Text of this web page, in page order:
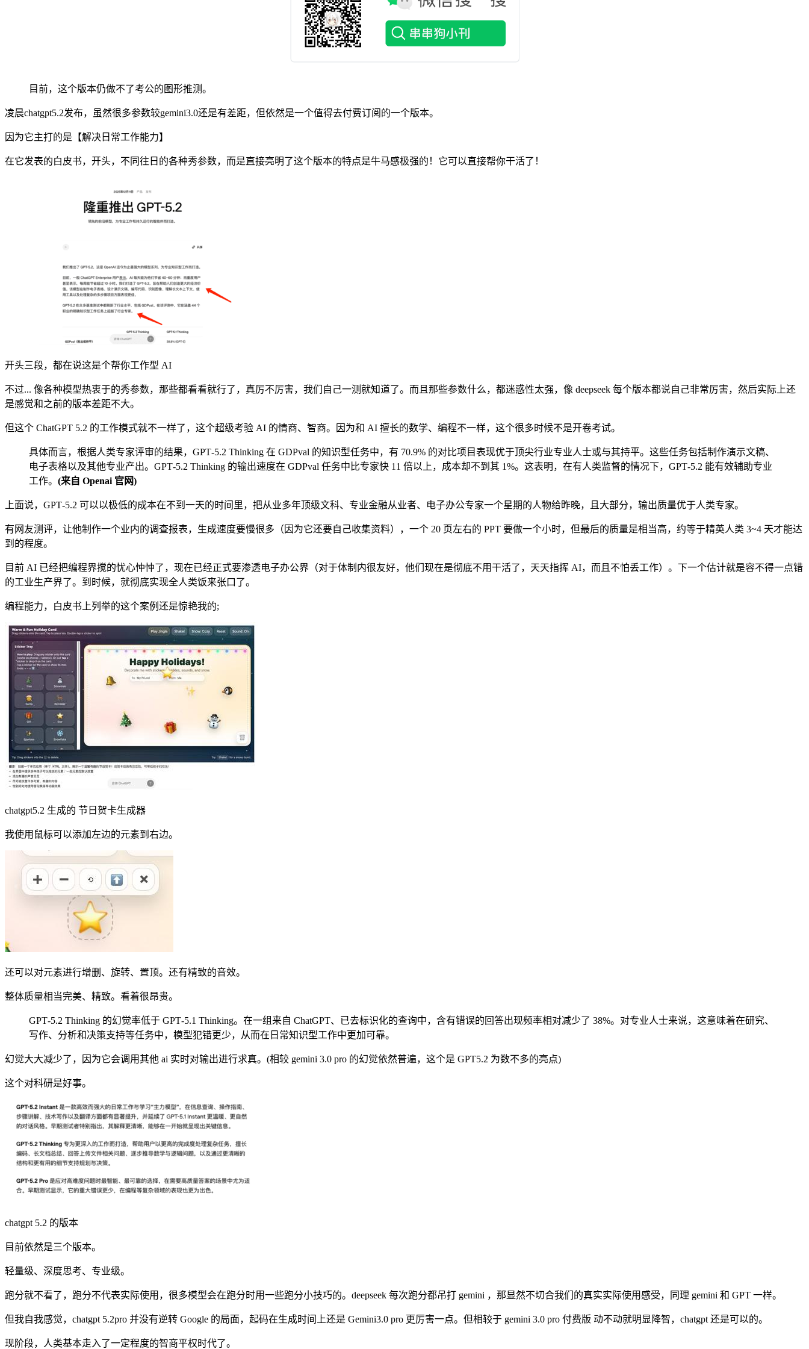
目前，这个版本仍做不了考公的图形推测。
凌晨chatgpt5.2发布，虽然很多参数较gemini3.0还是有差距，但依然是一个值得去付费订阅的一个版本。
因为它主打的是【解决日常工作能力】
在它发表的白皮书，开头，不同往日的各种秀参数，而是直接亮明了这个版本的特点是牛马感极强的！它可以直接帮你干活了！
开头三段，都在说这是个帮你工作型 AI
不过... 像各种模型热衷于的秀参数，那些都看看就行了，真厉不厉害，我们自己一测就知道了。而且那些参数什么，都迷惑性太强，像 deepseek 每个版本都说自己非常厉害，然后实际上还
是感觉和之前的版本差距不大。
但这个 ChatGPT 5.2 的工作模式就不一样了，这个超级考验 AI 的情商、智商。因为和 AI 擅长的数学、编程不一样，这个很多时候不是开卷考试。
具体而言，根据人类专家评审的结果，GPT‑5.2 Thinking 在 GDPval 的知识型任务中，有 70.9% 的对比项目表现优于顶尖行业专业人士或与其持平。这些任务包括制作演示文稿、
电子表格以及其他专业产出。GPT‑5.2 Thinking 的输出速度在 GDPval 任务中比专家快 11 倍以上，成本却不到其 1%。这表明，在有人类监督的情况下，GPT‑5.2 能有效辅助专业
工作。 (来自 Openai 官网)
上面说，GPT‑5.2 可以以极低的成本在不到一天的时间里，把从业多年顶级文科、专业金融从业者、电子办公专家一个星期的人物给昨晚，且大部分，输出质量优于人类专家。
有网友测评，让他制作一个业内的调查报表，生成速度要慢很多（因为它还要自己收集资料），一个 20 页左右的 PPT 要做一个小时，但最后的质量是相当高，约等于精英人类 3~4 天才能达
到的程度。
目前 AI 已经把编程界搅的忧心忡忡了，现在已经正式要渗透电子办公界（对于体制内很友好，他们现在是彻底不用干活了，天天指挥 AI，而且不怕丢工作）。下一个估计就是容不得一点错
的工业生产界了。到时候，就彻底实现全人类饭来张口了。
编程能力，白皮书上列举的这个案例还是惊艳我的;
chatgpt5.2 生成的 节日贺卡生成器
我使用鼠标可以添加左边的元素到右边。
还可以对元素进行增删、旋转、置顶。还有精致的音效。
整体质量相当完美、精致。看着很昂贵。
GPT‑5.2 Thinking 的幻觉率低于 GPT‑5.1 Thinking。在一组来自 ChatGPT、已去标识化的查询中，含有错误的回答出现频率相对减少了 38%。对专业人士来说，这意味着在研究、
写作、分析和决策支持等任务中，模型犯错更少，从而在日常知识型工作中更加可靠。
幻觉大大减少了，因为它会调用其他 ai 实时对输出进行求真。(相较 gemini 3.0 pro 的幻觉依然普遍，这个是 GPT5.2 为数不多的亮点)
这个对科研是好事。
chatgpt 5.2 的版本
目前依然是三个版本。
轻量级、深度思考、专业级。
跑分就不看了，跑分不代表实际使用，很多模型会在跑分时用一些跑分小技巧的。deepseek 每次跑分都吊打 gemini ，那显然不切合我们的真实实际使用感受，同理 gemini 和 GPT 一样。
但我自我感觉，chatgpt 5.2pro 并没有逆转 Google 的局面，起码在生成时间上还是 Gemini3.0 pro 更厉害一点。但相较于 gemini 3.0 pro 付费版 动不动就明显降智，chatgpt 还是可以的。
现阶段，人类基本走入了一定程度的智商平权时代了。